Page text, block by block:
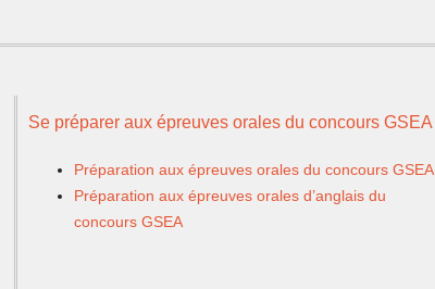
Se préparer aux épreuves orales du concours GSEA
Préparation aux épreuves orales du concours GSEA
Préparation aux épreuves orales d’anglais du
concours GSEA